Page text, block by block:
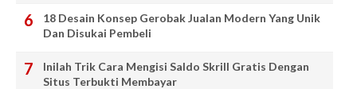
18 Desain Konsep Gerobak Jualan Modern Yang Unik
Dan Disukai Pembeli
Inilah Trik Cara Mengisi Saldo Skrill Gratis Dengan
Situs Terbukti Membayar